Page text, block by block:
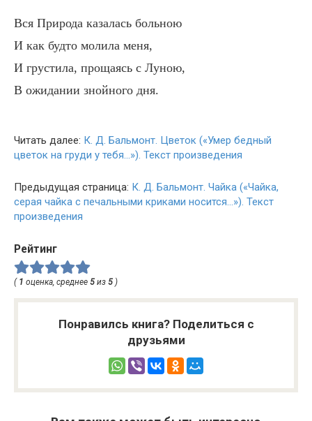
Вся Природа казалась больною
И как будто молила меня,
И грустила, прощаясь с Луною,
В ожидании знойного дня.
Читать далее: К. Д. Бальмонт. Цветок («Умер бедный
цветок на груди у тебя…»). Текст произведения
Предыдущая страница: К. Д. Бальмонт. Чайка («Чайка,
серая чайка с печальными криками носится…»). Текст
произведения
Рейтинг
( 1 оценка, среднее 5 из 5 )
Понравилсь книга? Поделиться с
друзьями